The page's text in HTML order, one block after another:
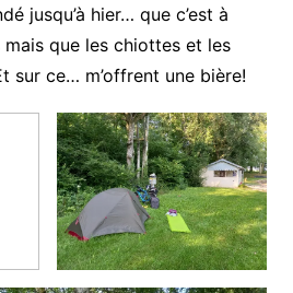
jusqu’à hier… que c’est à
que les chiottes et les
sur ce… m’offrent une bière!